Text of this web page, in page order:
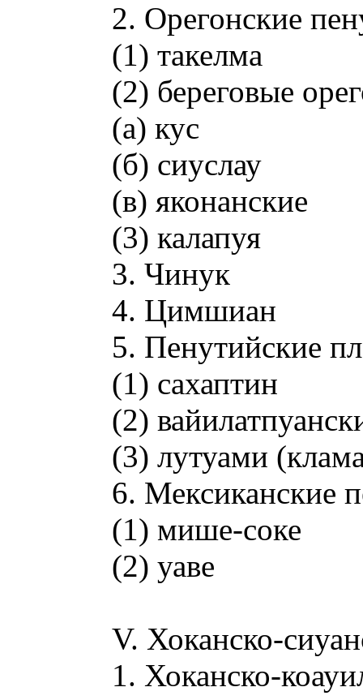
2. Орегонские
(1) такелма
(2) береговые
(а) кус
(б) сиуслау
(в) яконанские
(3) калапуя
3. Чинук
4. Цимшиан
5. Пенутийские
(1) сахаптин
(2)
(3) лутуами
6. Мексиканские
(1) мише-соке
(2) уаве
V. Хоканско-
1. Хоканско-